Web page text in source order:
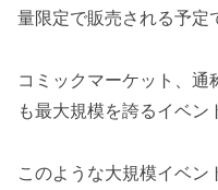
量限定で販売される予定
コミックマーケット、
も最大規模を誇るイベン
このような大規模イベ